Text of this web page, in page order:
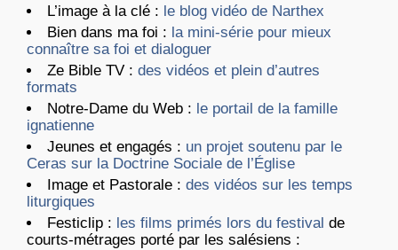
L’image à la clé : le blog vidéo de Narthex
Bien dans ma foi : la mini-série pour mieux
connaître sa foi et dialoguer
Ze Bible TV : des vidéos et plein d’autres
formats
Notre-Dame du Web : le portail de la famille
ignatienne
Jeunes et engagés : un projet soutenu par le
Ceras sur la Doctrine Sociale de l’Église
Image et Pastorale : des vidéos sur les temps
liturgiques
Festiclip : les films primés lors du festival de
courts-métrages porté par les salésiens :